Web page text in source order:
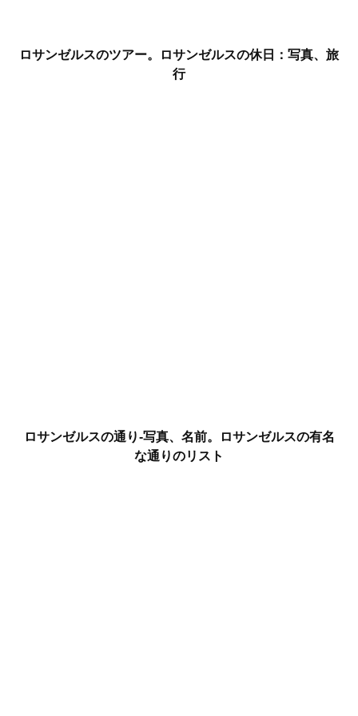
ロサンゼルスのツアー。ロサンゼルスの休日：写真、旅
行
ロサンゼルスの通り-写真、名前。ロサンゼルスの有名
な通りのリスト